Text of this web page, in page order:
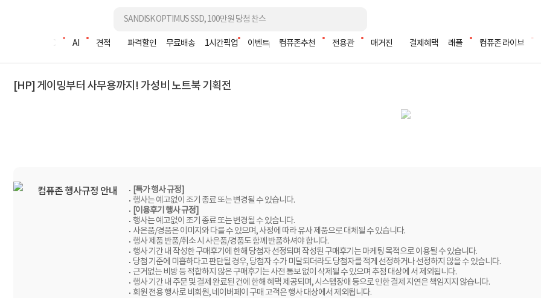
조립PC AI 견적 파격할인 무료배송 1시간픽업 이벤트 컴퓨존추천 전용관 매거진 결제혜택 래플 컴퓨존 라이브
[HP] 게이밍부터 사무용까지! 가성비 노트북 기획전
컴퓨존 행사규정 안내
[특가 행사 규정]
행사는 예고없이 조기 종료 또는 변경될 수 있습니다.
[이용후기 행사 규정]
행사는 예고없이 조기 종료 또는 변경될 수 있습니다.
사은품/경품은 이미지와 다를 수 있으며, 사정에 따라 유사 제품으로 대체될 수 있습니다.
행사 제품 반품/취소 시 사은품/경품도 함께 반품하셔야 합니다.
행사 기간 내 작성한 구매후기에 한해 당첨자 선정되며 작성된 구매후기는 마케팅 목적으로 이용될 수 있습니다.
당첨 기준에 미흡하다고 판단될 경우, 당첨자 수가 미달되더라도 당첨자를 적게 선정하거나 선정하지 않을 수 있습니다.
근거없는 비방 등 적합하지 않은 구매후기는 사전 통보 없이 삭제될 수 있으며 추첨 대상에 서 제외됩니다.
행사 기간 내 주문 및 결제 완료된 건에 한해 혜택 제공되며, 시스템장애 등으로 인한 결제 지연은 책임지지 않습니다.
회원 전용 행사로 비회원, 네이버페이 구매 고객은 행사 대상에서 제외됩니다.